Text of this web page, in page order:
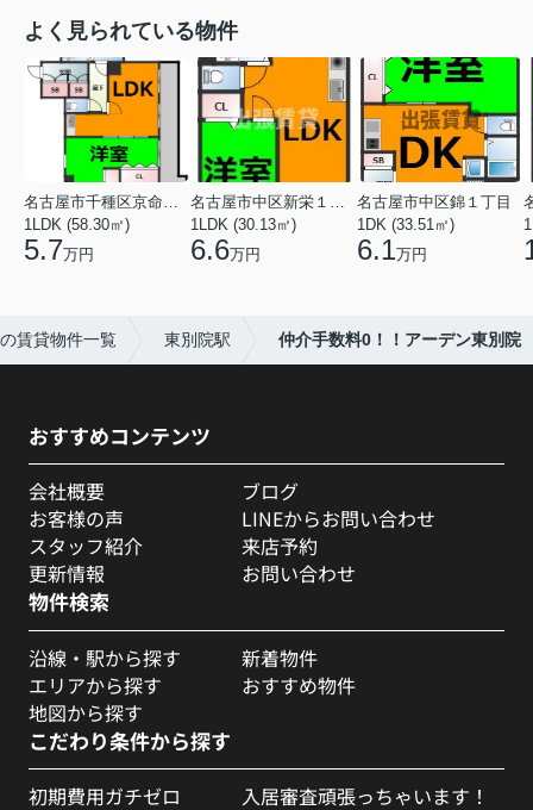
よく見られている物件
1LDK (58.30㎡)
5.7万円
1LDK (30.13㎡)
6.6万円
名古屋市中区錦１丁目
1DK (33.51㎡)
6.1万円
賃貸物件一覧 東別院駅 仲介手数料0！！アーデン東別院
おすすめコンテンツ
会社概要
お客様の声
スタッフ紹介
更新情報
ブログ
LINEからお問い合わせ
来店予約
お問い合わせ
物件検索
沿線・駅から探す
エリアから探す
地図から探す
新着物件
おすすめ物件
こだわり条件から探す
初期費用ガチゼロ 入居審査頑張っちゃいます！